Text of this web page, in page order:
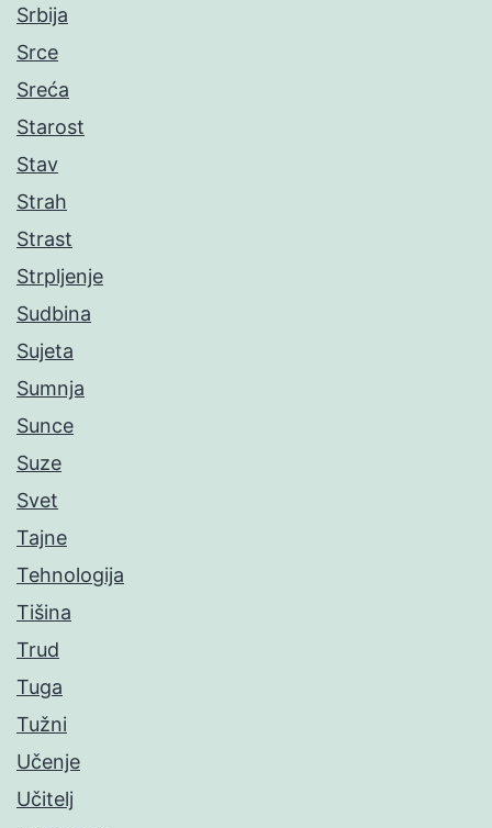
Srbija
Srce
Sreća
Starost
Stav
Strah
Strast
Strpljenje
Sudbina
Sujeta
Sumnja
Sunce
Suze
Svet
Tajne
Tehnologija
Tišina
Trud
Tuga
Tužni
Učenje
Učitelj